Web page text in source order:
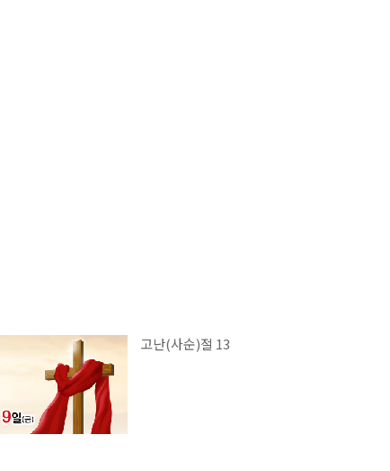
고난(사순)절 13